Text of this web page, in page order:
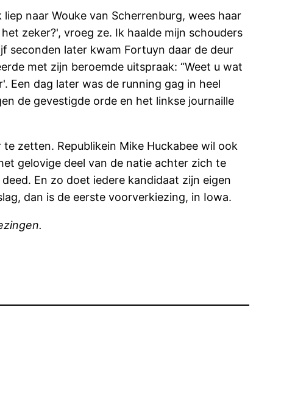
naar Wouke van Scherrenburg, wees haar
zeker?', vroeg ze. Ik haalde mijn schouders
seconden later kwam Fortuyn daar de deur
met zijn beroemde uitspraak: “Weet u wat
Een dag later was de running gag in heel
de gevestigde orde en het linkse journaille
zetten. Republikein Mike Huckabee wil ook
gelovige deel van de natie achter zich te
En zo doet iedere kandidaat zijn eigen
dan is de eerste voorverkiezing, in Iowa.